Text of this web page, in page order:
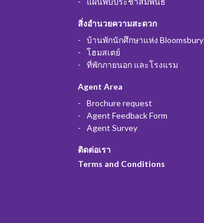
สิ่งอำนวยความสะดวก
บ้านพักนักศึกษาแห่ง Bloomsbury
โฮมสเตย์
ที่พักภายนอก และโรงแรม
Agent Area
Brochure request
Agent Feedback Form
Agent Survey
ติดต่อเรา
Terms and Conditions